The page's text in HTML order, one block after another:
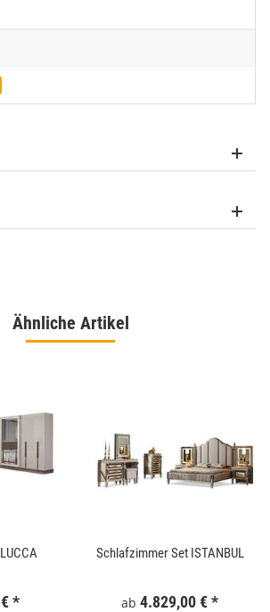
Ähnliche Artikel
*
Schlafzimmer Set ISTANBUL
ab 4.829,00 €*